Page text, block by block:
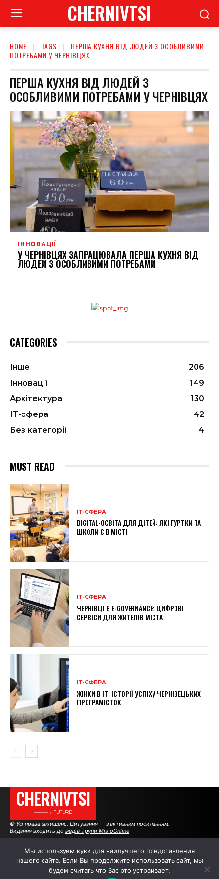
CHERNIVTSI
HOME TAGS
ПЕРША КУХНЯ ВІД ЛЮДЕЙ З ОСОБЛИВИМИ
ПОТРЕБАМИ У ЧЕРНІВЦЯХ
ПЕРША КУХНЯ ВІД ЛЮДЕЙ З
ОСОБЛИВИМИ ПОТРЕБАМИ У ЧЕРНІВЦЯХ
ІННОВАЦІЇ
У ЧЕРНІВЦЯХ ЗАПРАЦЮВАЛА ПЕРША КУХНЯ ВІД
ЛЮДЕЙ З ОСОБЛИВИМИ ПОТРЕБАМИ
CATEGORIES
Інше
206
Інновації
149
Архітектура
130
ІТ-сфера
42
Без категорії
4
MUST READ
ІТ-СФЕРА
DIGITAL-ОСВІТА ДЛЯ ДІТЕЙ: ЯКІ ГУРТКИ ТА
ШКОЛИ Є В МІСТІ
ІТ-СФЕРА
ЧЕРНІВЦІ В E-GOVERNANCE: ЦИФРОВІ
СЕРВІСИ ДЛЯ ЖИТЕЛІВ МІСТА
ІТ-СФЕРА
ЖІНКИ В ІТ: ІСТОРІЇ УСПІХУ ЧЕРНІВЕЦЬКИХ
ПРОГРАМІСТОК
CHERNIVTSI
———→ FUTURE
© Усі права захищено. Цитування — з активним посиланням.
Видання входить до медіа-групи MistoOnline
АВТОРИ РЕКЛАМА НА САЙТІ
Мы используем куки для наилучшего представления
нашего сайта. Если Вы продолжите использовать сайт, мы
будем считать что Вас это устраивает.